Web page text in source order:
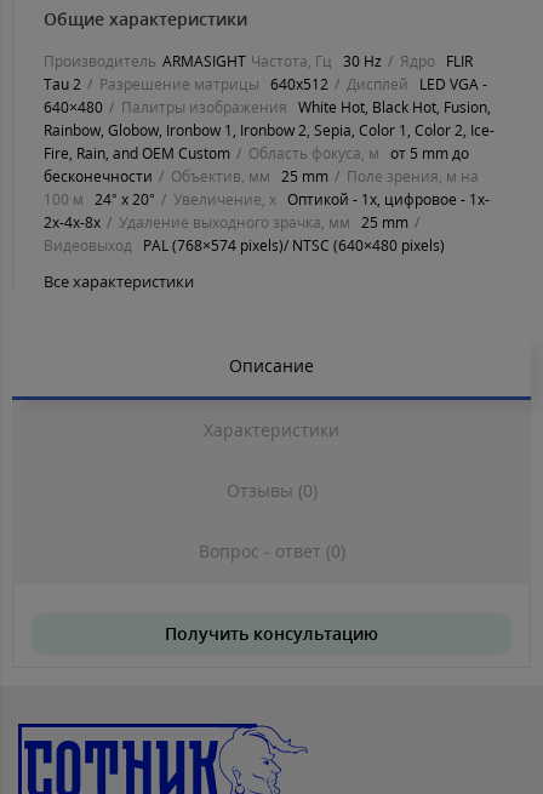
Общие характеристики
Производитель ARMASIGHT Частота, Гц 30 Hz Ядро FLIR
Tau 2
Разрешение матрицы 640х512 Дисплей
LED VGA -
640×480
Палитры изображения White Hot, Black Hot, Fusion,
Rainbow, Globow, Ironbow 1, Ironbow 2, Sepia, Color 1, Color 2, Ice-
Fire, Rain, and OEM Custom
Область фокуса, м от 5 mm до
бесконечности
Объектив, мм 25 mm
Поле зрения, м на
100 м 24° x 20° Увеличение, х Оптикой - 1х, цифровое - 1x-
2x-4x-8х
Удаление выходного зрачка, мм 25 mm
Видеовыход PAL (768×574 pixels)/ NTSC (640×480 pixels)
Все характеристики
Описание
Характеристики
Отзывы (0)
Вопрос - ответ (0)
Получить консультацию